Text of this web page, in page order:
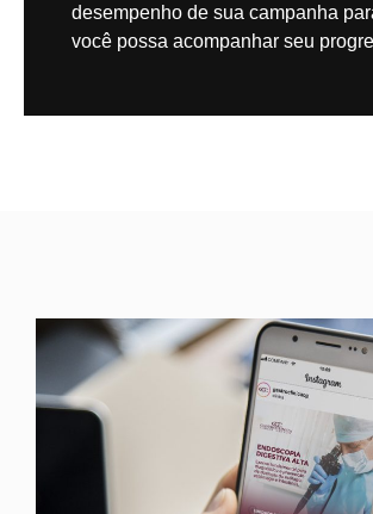
desempenho de sua campanha
você possa acompanhar seu